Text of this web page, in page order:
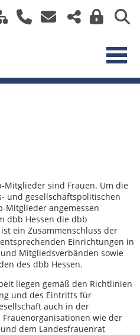
sind Frauen. Um die
und gesellschaftspolitischen
Mitglieder angemessen
dbb Hessen die dbb
ein Zusammenschluss der
Einrichtungen in
Mitgliedsverbänden sowie
des dbb Hessen.
liegen gemäß den Richtlinien
und des Eintritts für
auch in der
wie der
dem Landesfrauenrat